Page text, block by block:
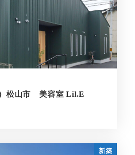
松山市 美容室 Lil.E
新築